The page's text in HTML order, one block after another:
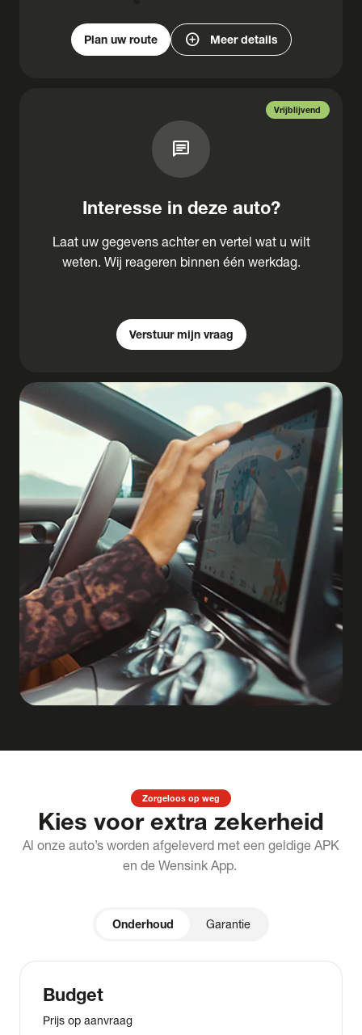
Plan uw route add_circle Meer details
Vrijblijvend
chat
Interesse in deze auto?
Laat uw gegevens achter en vertel wat u wilt
weten. Wij reageren binnen één werkdag.
Verstuur mijn vraag
Zorgeloos op weg
Kies voor extra zekerheid
Al onze auto’s worden afgeleverd met een geldige APK
en de Wensink App.
Onderhoud Garantie
Budget
Prijs op aanvraag